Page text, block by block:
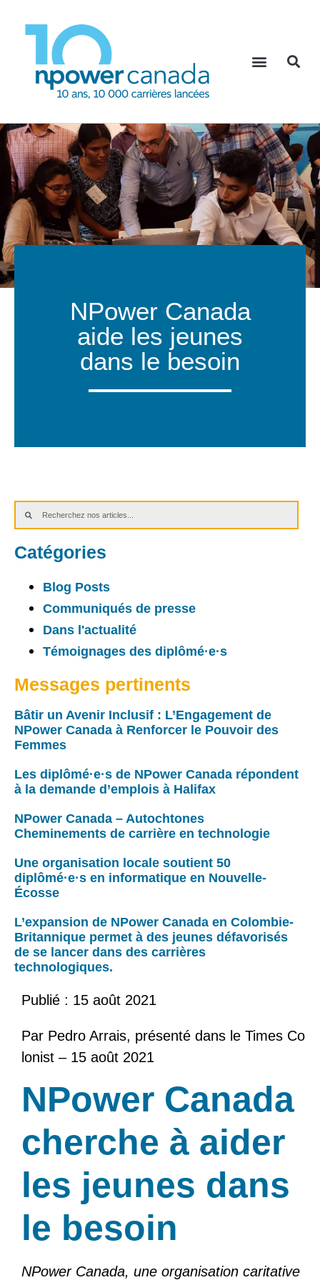
NPower Canada
aide les jeunes
dans le besoin
Catégories
Blog Posts
Communiqués de presse
Dans l'actualité
Témoignages des diplômé·e·s
Messages pertinents
Bâtir un Avenir Inclusif : L’Engagement de
NPower Canada à Renforcer le Pouvoir des
Femmes
Les diplômé·e·s de NPower Canada répondent
à la demande d’emplois à Halifax
NPower Canada – Autochtones
Cheminements de carrière en technologie
Une organisation locale soutient 50
diplômé·e·s en informatique en Nouvelle-
Écosse
L’expansion de NPower Canada en Colombie-
Britannique permet à des jeunes défavorisés
de se lancer dans des carrières
technologiques.
Publié : 15 août 2021
Par Pedro Arrais, présenté dans le Times Co
lonist – 15 août 2021
NPower Canada
cherche à aider
les jeunes dans
le besoin
NPower Canada, une organisation caritative